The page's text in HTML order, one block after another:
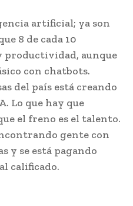
artificial; ya son
8 de cada 10
productividad, aunque
con chatbots.
del país está creando
Lo que hay que
el freno es el talento.
gente con
y se está pagando
calificado.